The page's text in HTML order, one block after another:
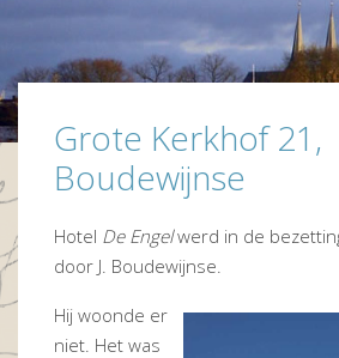
Grote Kerkhof 21,
Boudewijnse
Hotel De Engelwerd in de
door J. Boudewijnse.
Hij woonde er
niet. Het was